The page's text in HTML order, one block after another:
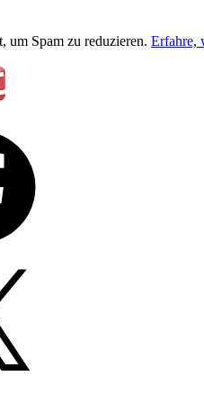
um Spam zu reduzieren. Erfahre,